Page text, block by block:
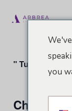
" Tutti gli Eventi
Chirurgia
you